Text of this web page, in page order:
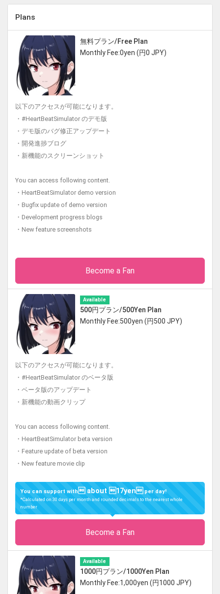
Plans
無料プラン/Free Plan
Monthly Fee:0yen (円0 JPY)
以下のアクセスが可能になります。
・#HeartBeatSimulator のデモ版
・デモ版のバグ修正アップデート
・開発進捗ブログ
・新機能のスクリーンショット
You can access following content.
・HeartBeatSimulator demo version
・Bugfix update of demo version
・Development progress blogs
・New feature screenshots
Become a Fan
Available
500円プラン/500Yen Plan
Monthly Fee:500yen (円500 JPY)
以下のアクセスが可能になります。
・#HeartBeatSimulator のベータ版
・ベータ版のアップデート
・新機能の動画クリップ
You can access following content.
・HeartBeatSimulator beta version
・Feature update of beta version
・New feature movie clip
You can support with about 17yenper day!
*Calculated on 30 days per month and rounded decimals to the nearest whole
number
Become a Fan
Available
1000円プラン/1000Yen Plan
Monthly Fee:1,000yen (円1000 JPY)